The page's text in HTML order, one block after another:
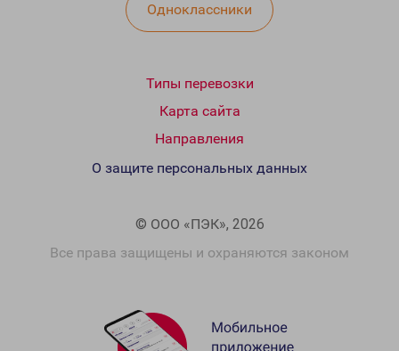
Одноклассники
Типы перевозки
Карта сайта
Направления
© ООО «ПЭК», 2026
Все права защищены и охраняются законом
О защите персональных данных